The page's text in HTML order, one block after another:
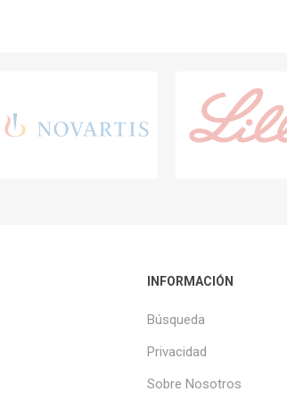
INFORMACIÓN
Búsqueda
Privacidad
Sobre Nosotros